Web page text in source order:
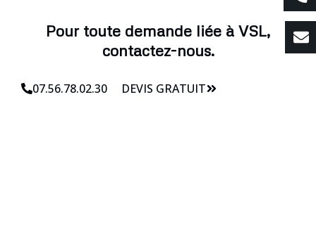
Pour toute demande liée à VSL,
contactez-nous.
07.56.78.02.30 DEVIS GRATUIT